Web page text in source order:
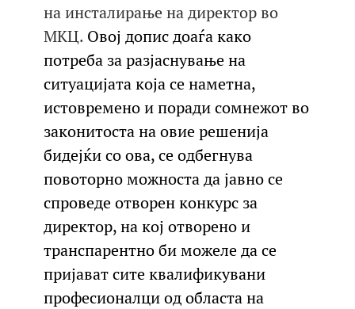
на инсталирање на директор во
МКЦ. Овој допис доаѓа како
потреба за разјаснување на
ситуацијата која се наметна,
истовремено и поради сомнежот во
законитоста на овие решенија
бидејќи со ова, се одбегнува
повоторно можноста да јавно се
спроведе отворен конкурс за
директор, на кој отворено и
транспарентно би можеле да се
пријават сите квалификувани
професионалци од областа на